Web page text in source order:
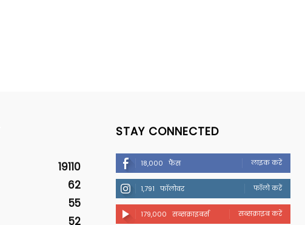
19110
62
55
52
STAY CONNECTED
18,000 फैंस लाइक करें
1,791 फॉलोवर फॉलो करें
179,000 सब्सक्राइबर्स सब्सक्राइब करें